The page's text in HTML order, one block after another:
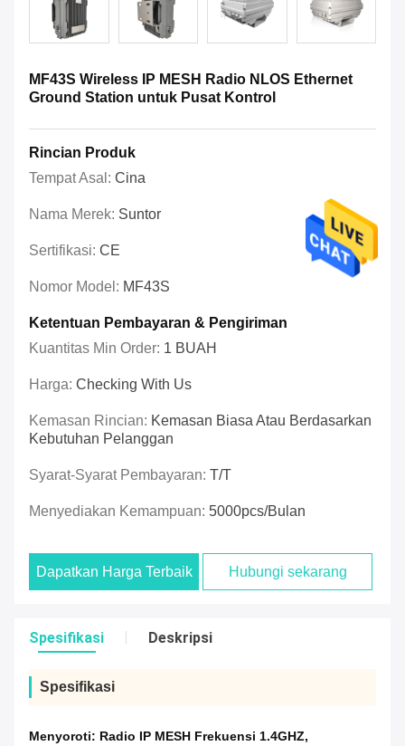
MF43S Wireless IP MESH Radio NLOS Ethernet
Ground Station untuk Pusat Kontrol
Rincian Produk
Tempat Asal: Cina
Nama Merek: Suntor
Sertifikasi: CE
Nomor Model: MF43S
Ketentuan Pembayaran & Pengiriman
Kuantitas Min Order: 1 BUAH
Harga: Checking With Us
Kemasan Rincian: Kemasan Biasa Atau Berdasarkan
Kebutuhan Pelanggan
Syarat-Syarat Pembayaran: T/T
Menyediakan Kemampuan: 5000pcs/bulan
Dapatkan Harga Terbaik Hubungi sekarang
Spesifikasi Deskripsi
Spesifikasi
Menyoroti: Radio IP MESH Frekuensi 1.4GHZ,